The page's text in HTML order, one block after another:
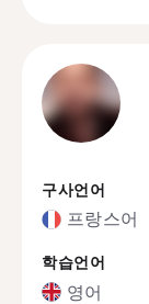
구사언어
프랑스어
학습언어
영어